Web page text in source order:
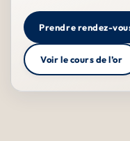
Prendre rendez-
Voir le cours de l’or